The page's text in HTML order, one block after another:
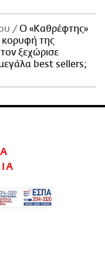
Ο «Καθρέφτης»
κορυφή της
ξεχώρισε
best sellers;